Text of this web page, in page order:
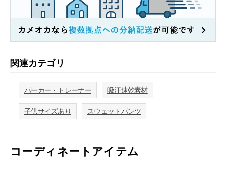
関連カテゴリ
パーカー・トレーナー 吸汗速乾素材
子供サイズあり スウェットパンツ
コーディネートアイテム